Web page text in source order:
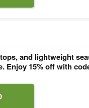
and lightweight
Enjoy 15% off with